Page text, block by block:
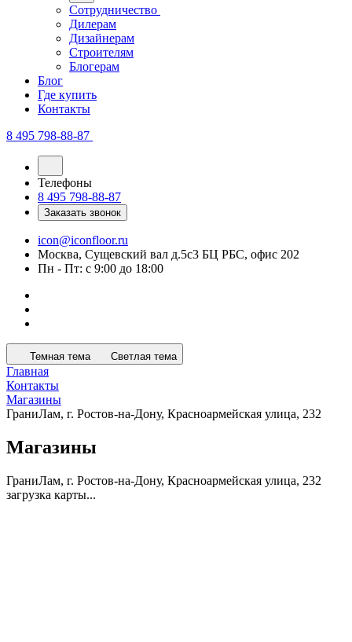
Сотрудничество
Дилерам
Дизайнерам
Строителям
Блогерам
Блог
Где купить
Контакты
8 495 798-88-87
Телефоны
8 495 798-88-87
Заказать звонок
icon@iconfloor.ru
Москва, Сущевский вал д.5с3 БЦ РБС, офис 202
Пн - Пт: с 9:00 до 18:00
Темная тема Светлая тема
Главная
Контакты
Магазины
ГраниЛам, г. Ростов-на-Дону, Красноармейская улица, 232
Магазины
ГраниЛам, г. Ростов-на-Дону, Красноармейская улица, 232
загрузка карты...